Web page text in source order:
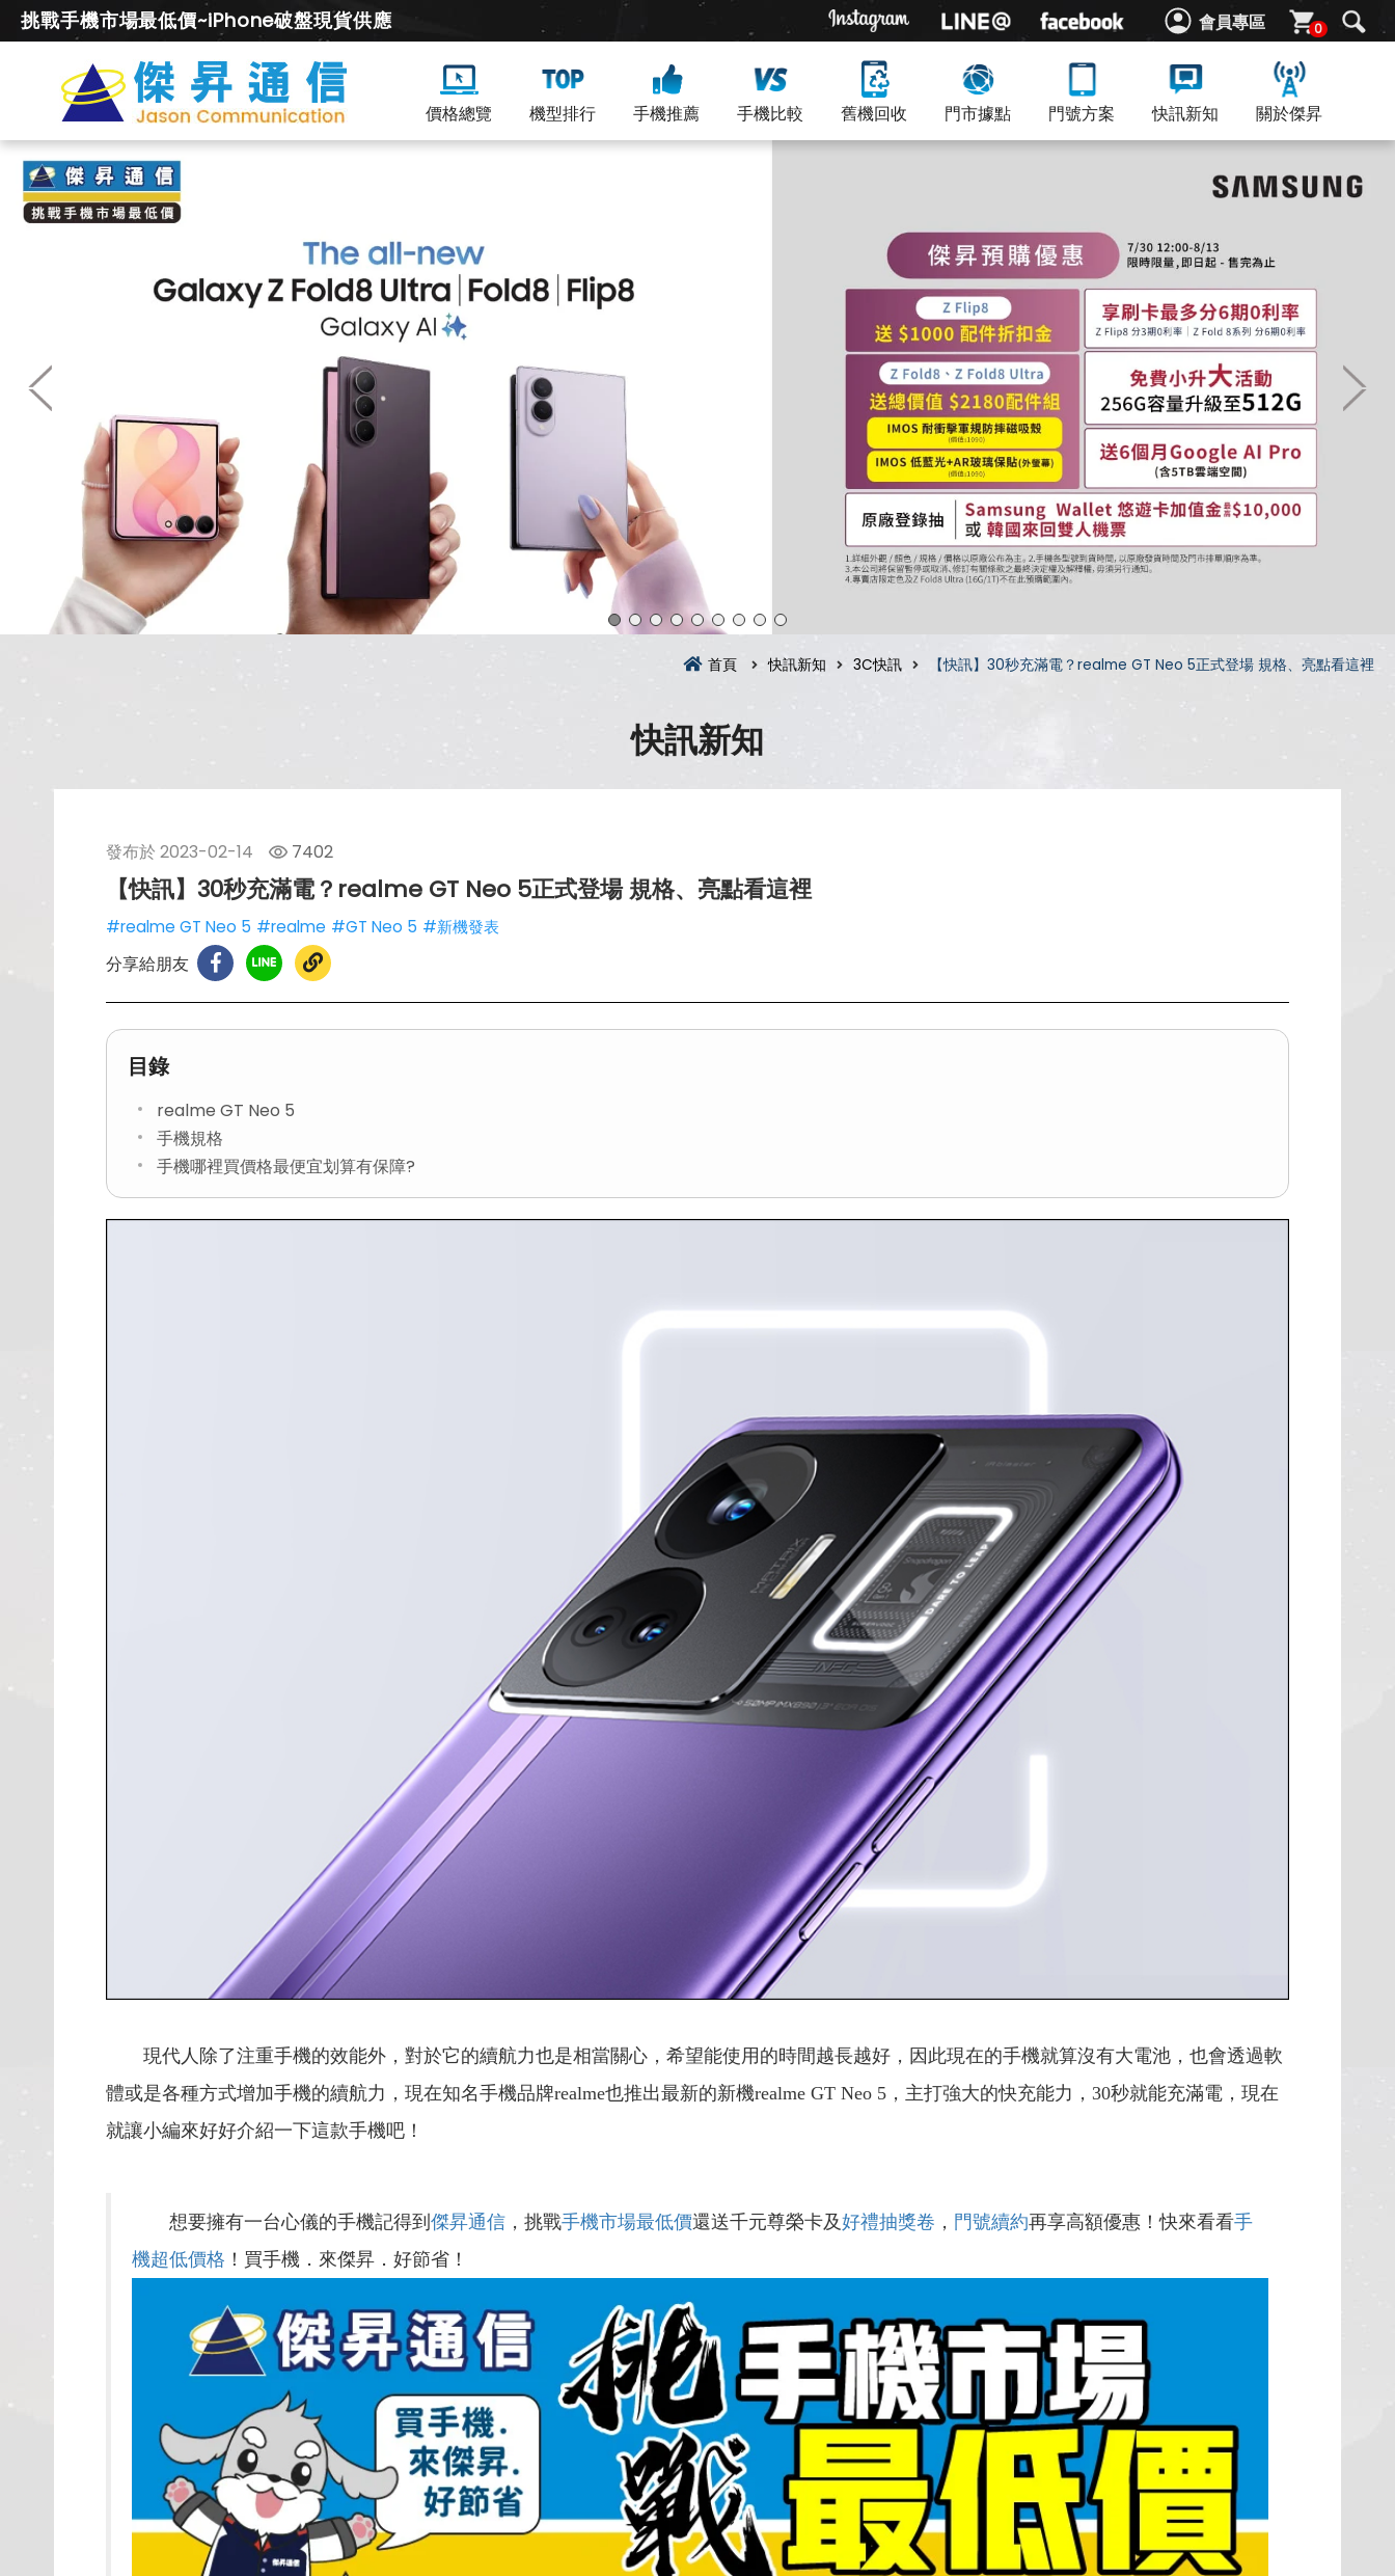
會員專區 0
挑戰手機市場最低價~iPhone破盤現貨供應
價格總覽 機型排行 手機推薦 手機比較 舊機回收 門市據點 門號方案 快訊新知 關於傑昇
首頁 快訊新知 3C快訊 【快訊】30秒充滿電？realme GT Neo 5正式登場 規格、亮點看這裡
快訊新知
發布於 2023-02-14 7402
【快訊】30秒充滿電？realme GT Neo 5正式登場 規格、亮點看這裡
#realme GT Neo 5 #realme #GT Neo 5 #新機發表
分享給朋友
目錄
realme GT Neo 5
手機規格
手機哪裡買價格最便宜划算有保障?
現代人除了注重手機的效能外，對於它的續航力也是相當關心，希望能使用的時間越長越好，因此現在的手機就算沒有大電池，也會透過軟
體或是各種方式增加手機的續航力，現在知名手機品牌realme也推出最新的新機realme GT Neo 5，主打強大的快充能力，30秒就能充滿電，現在
就讓小編來好好介紹一下這款手機吧！
想要擁有一台心儀的手機記得到 傑昇通信 ，挑戰手機市場最低價還送千元尊榮卡及好禮抽獎卷 ， 門號續約再享高額優惠！快來看看手
機超低價格 ！買手機．來傑昇．好節省！